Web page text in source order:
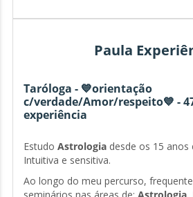
Paula
Taróloga - 💙orientação
c/verdade/Amor/respeito💙 -
experiência
Estudo Astrologia desde os 15 anos
Intuitiva e sensitiva.
Ao longo do meu percurso,